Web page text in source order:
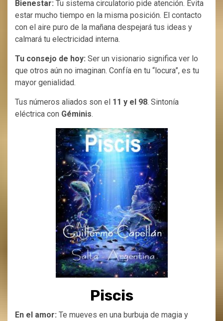
Bienestar: Tu sistema circulatorio pide atención. Evita
estar mucho tiempo en la misma posición. El contacto
con el aire puro de la mañana despejará tus ideas y
calmará tu electricidad interna.
Tu consejo de hoy: Ser un visionario significa ver lo
que otros aún no imaginan. Confía en tu “locura”, es tu
mayor genialidad.
Tus números aliados son el 11 y el 98. Sintonía
eléctrica con Géminis.
Piscis
En el amor: Te mueves en una burbuja de magia y